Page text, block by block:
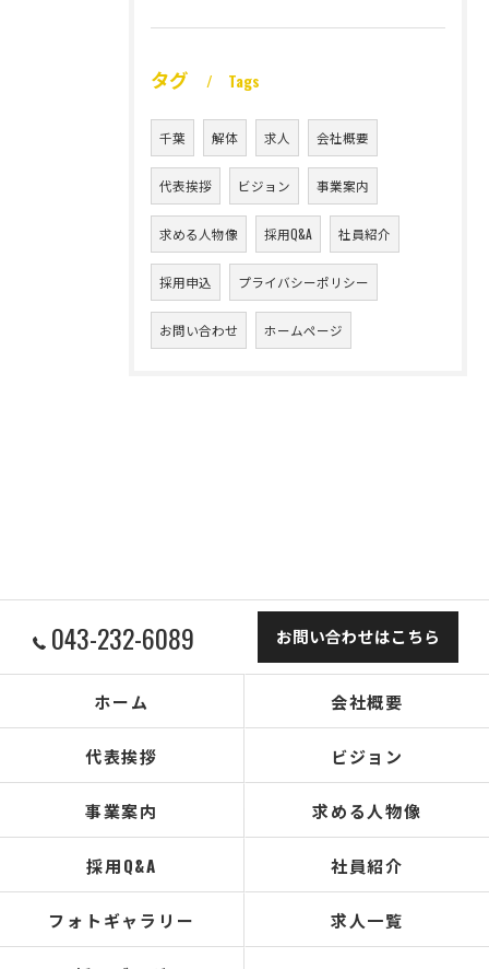
タグ Tags
千葉 解体 求人 会社概要
代表挨拶 ビジョン 事業案内
求める人物像 採用Q&A 社員紹介
採用申込 プライバシーポリシー
お問い合わせ ホームページ
043-232-6089 お問い合わせはこちら
ホーム 会社概要
代表挨拶 ビジョン
事業案内 求める人物像
採用Q&A 社員紹介
フォトギャラリー 求人一覧